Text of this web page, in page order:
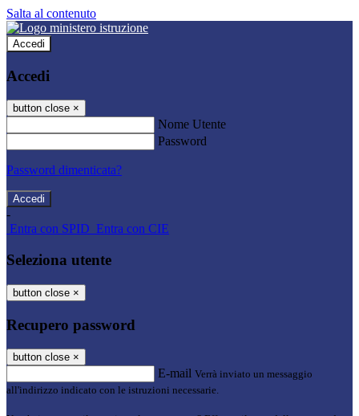
Salta al contenuto
Accedi
Accedi
button close ×
Nome Utente
Password
Password dimenticata?
-
Entra con SPID Entra con CIE
Seleziona utente
button close ×
Recupero password
button close ×
E-mail Verrà inviato un messaggio
all'indirizzo indicato con le istruzioni necessarie.